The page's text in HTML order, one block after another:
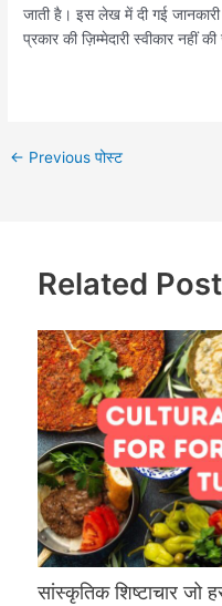
जाती है। इस लेख में दी गई जानकारी
प्रकार की ज़िम्मेदारी स्वीकार नहीं की
← Previous पोस्ट
Related
सांस्कृतिक शिष्टाचार जो